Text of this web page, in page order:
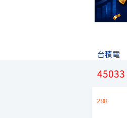
台積電
45033
288